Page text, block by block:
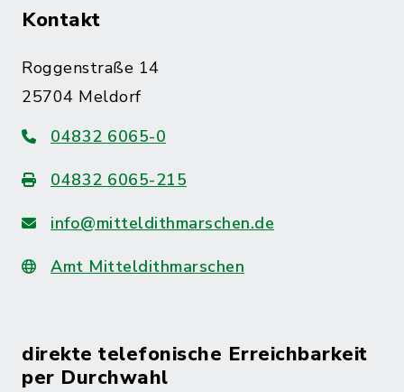
Kontakt
Roggenstraße 14
25704 Meldorf
04832 6065-0
04832 6065-215
info@mitteldithmarschen.de
Amt Mitteldithmarschen
direkte telefonische Erreichbarkeit
per Durchwahl